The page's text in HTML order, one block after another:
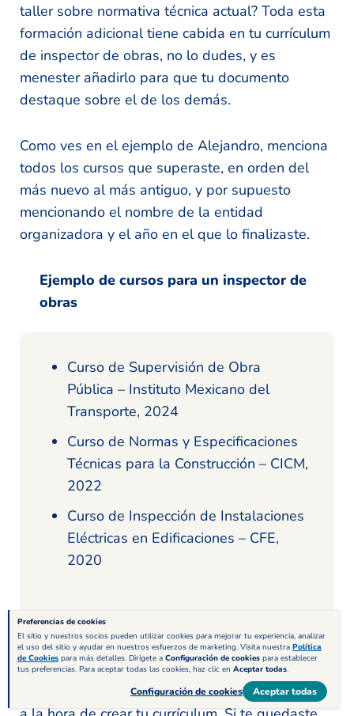
taller sobre normativa técnica actual? Toda esta
formación adicional tiene cabida en tu currículum
de inspector de obras, no lo dudes, y es
menester añadirlo para que tu documento
destaque sobre el de los demás.
Como ves en el ejemplo de Alejandro, menciona
todos los cursos que superaste, en orden del
más nuevo al más antiguo, y por supuesto
mencionando el nombre de la entidad
organizadora y el año en el que lo finalizaste.
Ejemplo de cursos para un inspector de
obras
Curso de Supervisión de Obra
Pública – Instituto Mexicano del
Transporte, 2024
Curso de Normas y Especificaciones
Técnicas para la Construcción – CICM,
2022
Curso de Inspección de Instalaciones
Eléctricas en Edificaciones – CFE,
2020
Esperamos que estos consejos te resulten útiles
Preferencias de cookies
El sitio y nuestros socios pueden utilizar cookies para mejorar tu experiencia, analizar
el uso del sitio y ayudar en nuestros esfuerzos de marketing. Visita nuestra Política
de Cookies para más detalles. Dirígete a Configuración de cookies para establecer
tus preferencias. Para aceptar todas las cookies, haz clic en Aceptar todas.
Configuración de cookies Aceptar todas